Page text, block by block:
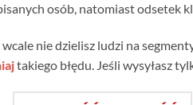
osób, natomiast odsetek
nie dzielisz ludzi na
takiego błędu. Jeśli wysyłasz